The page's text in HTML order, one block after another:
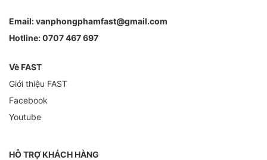
Email:vanphongphamfast@gmail.com
Hotline:0707 467 697
Về FAST
Giới thiệu FAST
Facebook
Youtube
HỖ TRỢ KHÁCH HÀNG